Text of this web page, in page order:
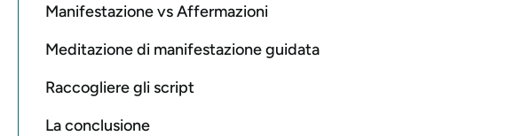
Manifestazione vs Affermazioni
Meditazione di manifestazione guidata
Raccogliere gli script
La conclusione